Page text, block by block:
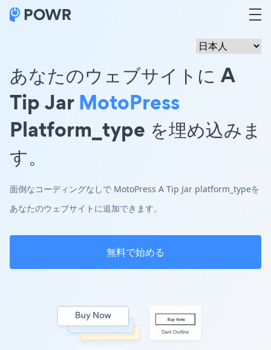
あなたのウェブサイトに A
Tip JarMotoPress
Platform_type を埋め込みま
す。
面倒なコーディングなしで MotoPress A Tip Jar platform_typeを
あなたのウェブサイトに追加できます。
無料で始める